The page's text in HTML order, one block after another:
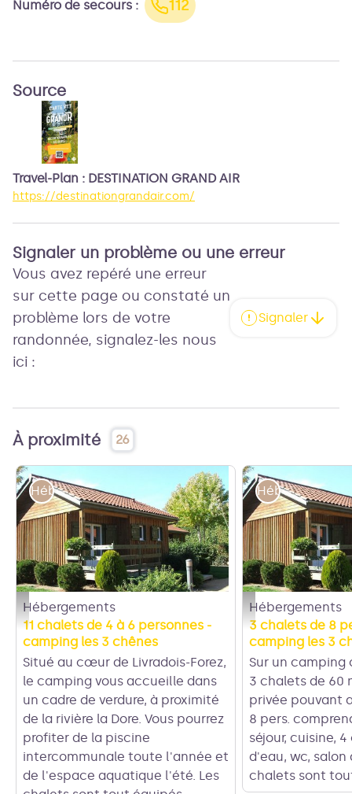
Numéro de secours : 112
Source
Travel-Plan : DESTINATION GRAND AIR
https://destinationgrandair.com/
Signaler un problème ou une erreur
Vous avez repéré une erreur
sur cette page ou constaté un
problème lors de votre
randonnée, signalez-les nous
ici :
Signaler
À proximité 26
Camping les 3 chênes - Camping les 3 chênes
Hébergements
Hébergements
11 chalets de 4 à 6 personnes -
camping les 3 chênes
Situé au cœur de Livradois-Forez,
le camping vous accueille dans
un cadre de verdure, à proximité
de la rivière la Dore. Vous pourrez
profiter de la piscine
intercommunale toute l'année et
de l'espace aquatique l'été. Les
Camping les 3
Hébergements
Hébergements
3 chalets de 8
camping les 3
Sur un camping
3 chalets de 60
privée pouvant
8 pers.
séjour, cuisine,
d'eau, wc, salon
chalets sont